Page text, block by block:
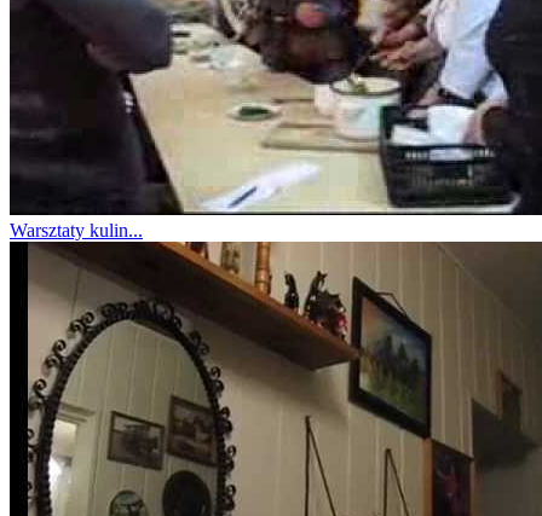
Warsztaty kulin...